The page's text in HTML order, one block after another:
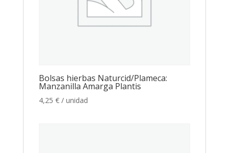
Bolsas hierbas Naturcid/Plameca:
Manzanilla Amarga Plantis
4,25 € / unidad